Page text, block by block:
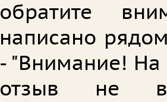
обратите
написано
- "Внимание! На
отзыв не